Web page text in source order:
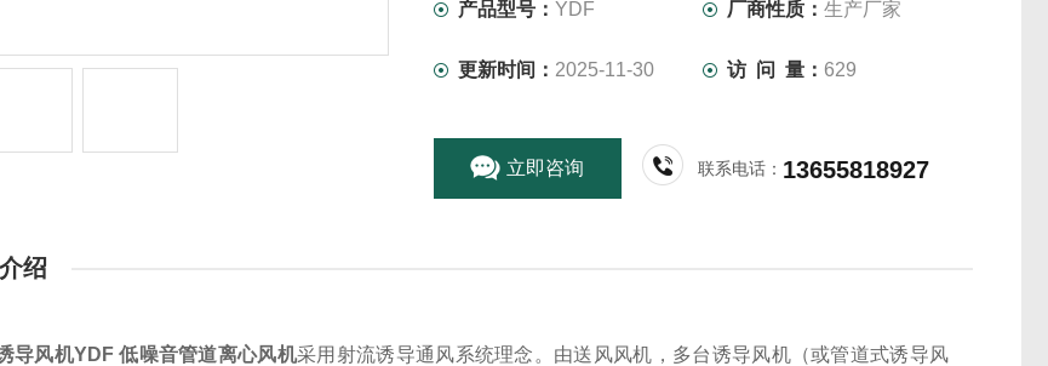
产品型号： YDF 厂商性质：生产厂家
更新时间： 2025-11-30 访 问 量： 629
立即咨询 联系电话： 13655818927
绍
导风机YDF 低噪音管道离心风机采用射流诱导通风系统理念。由送风风机，多台诱导风机（或管道式诱导风